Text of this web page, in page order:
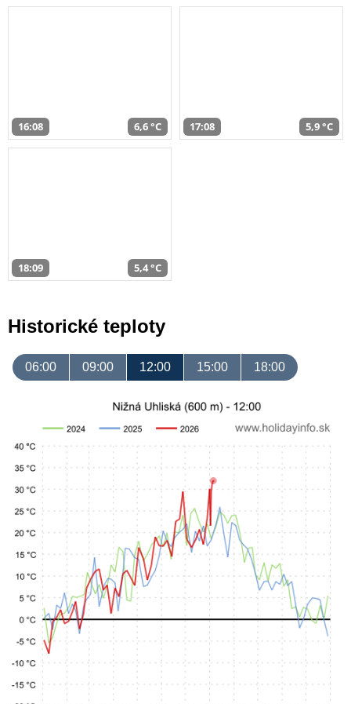
16:08 6,6 °C 17:08 5,9 °C
18:09 5,4 °C
Historické teploty
06:00 09:00 12:00 15:00 18:00